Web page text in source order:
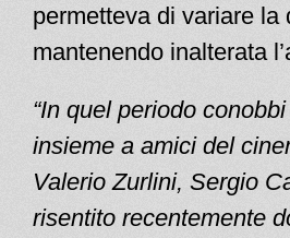
permetteva di variare
mantenendo inalterata
“In quel periodo
insieme a amici del
Valerio Zurlini, Sergio
risentito recentemente